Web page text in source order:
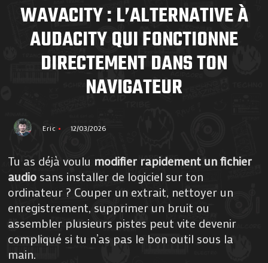
WAVACITY : L’ALTERNATIVE À
AUDACITY QUI FONCTIONNE
DIRECTEMENT DANS TON
NAVIGATEUR
Eric 12/03/2026
Tu as déjà voulu modifier rapidement un fichier
audio sans installer de logiciel sur ton
ordinateur ? Couper un extrait, nettoyer un
enregistrement, supprimer un bruit ou
assembler plusieurs pistes peut vite devenir
compliqué si tu n’as pas le bon outil sous la
main.